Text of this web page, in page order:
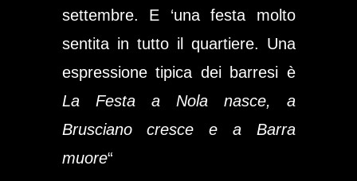
settembre. E ‘una festa molto
sentita in tutto il quartiere. Una
espressione tipica dei barresi è
La Festa a Nola nasce, a
Brusciano cresce e a Barra
muore“